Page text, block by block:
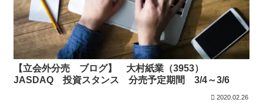
【立会外分売 ブログ】 大村紙業（3953）
JASDAQ 投資スタンス 分売予定期間 3/4～3/6
2020.02.26